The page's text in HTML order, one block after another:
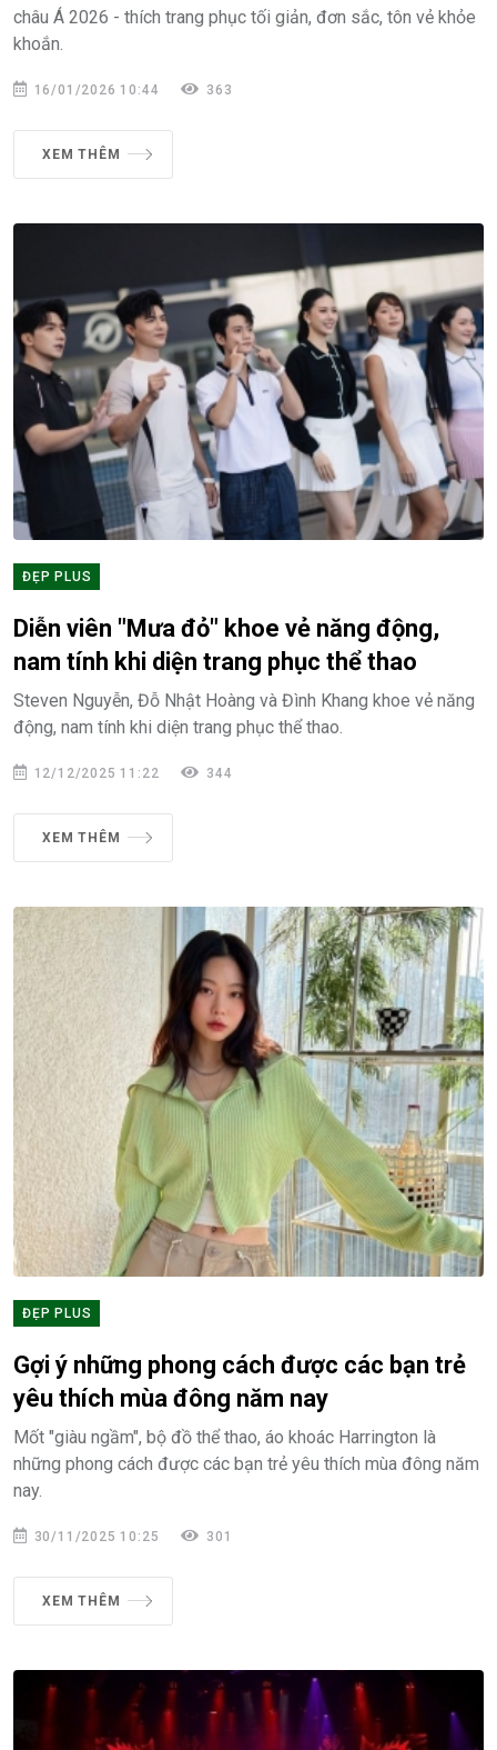
châu Á 2026 - thích trang phục tối giản, đơn sắc, tôn vẻ khỏe
khoắn.
16/01/2026 10:44 363
XEM THÊM
ĐẸP PLUS
Diễn viên "Mưa đỏ" khoe vẻ năng động,
nam tính khi diện trang phục thể thao
Steven Nguyễn, Đỗ Nhật Hoàng và Đình Khang khoe vẻ năng
động, nam tính khi diện trang phục thể thao.
12/12/2025 11:22 344
XEM THÊM
ĐẸP PLUS
Gợi ý những phong cách được các bạn trẻ
yêu thích mùa đông năm nay
Mốt "giàu ngầm", bộ đồ thể thao, áo khoác Harrington là
những phong cách được các bạn trẻ yêu thích mùa đông năm
nay.
30/11/2025 10:25 301
XEM THÊM